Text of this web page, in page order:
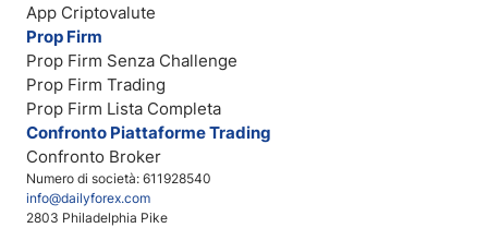
Numero di società: 611928540
info@dailyforex.com
2803 Philadelphia Pike
App Criptovalute
Prop Firm
Prop Firm Senza Challenge
Prop Firm Trading
Prop Firm Lista Completa
Confronto Piattaforme Trading
Confronto Broker